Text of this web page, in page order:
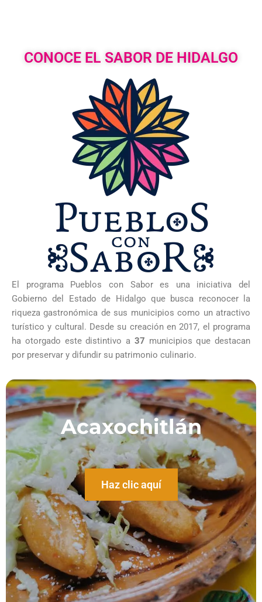
CONOCE EL SABOR DE HIDALGO
El programa Pueblos con Sabor es una iniciativa del
Gobierno del Estado de Hidalgo que busca reconocer la
riqueza gastronómica de sus municipios como un atractivo
turístico y cultural. Desde su creación en 2017, el programa
ha otorgado este distintivo a 37 municipios que destacan
por preservar y difundir su patrimonio culinario.
Acaxochitlán
Haz clic aquí